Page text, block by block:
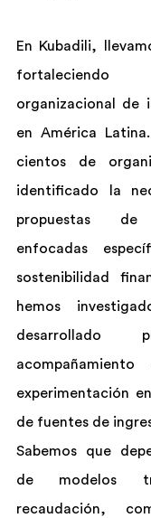
En Kubadili,
fortaleciendo
organizacional de
en América
cientos de
identificado la
propuestas de
enfocadas
sostenibilidad
hemos
desarrollado
experimentación
de fuentes de
Sabemos que
de modelos
recaudación,